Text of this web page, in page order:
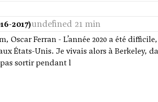
2017)undefined 21 min
Oscar Ferran - L’année 2020 a été
États-Unis. Je vivais alors à Berkeley,
sortir pendant l